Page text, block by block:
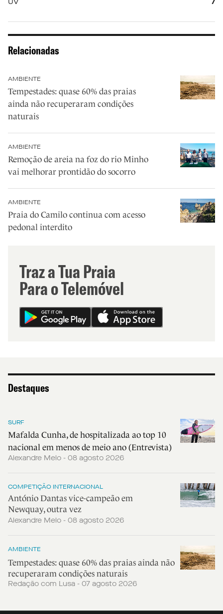
Relacionadas
AMBIENTE
Tempestades: quase 60% das praias
ainda não recuperaram condições
naturais
AMBIENTE
Remoção de areia na foz do rio Minho
vai melhorar prontidão do socorro
AMBIENTE
Praia do Camilo continua com acesso
pedonal interdito
Traz a Tua Praia
Para o Telemóvel
Destaques
SURF
Mafalda Cunha, de hospitalizada ao top 10
nacional em menos de meio ano (Entrevista)
Alexandre Melo - 08 agosto 2026
COMPETIÇÃO INTERNACIONAL
António Dantas vice-campeão em
Newquay, outra vez
Alexandre Melo - 08 agosto 2026
AMBIENTE
Tempestades: quase 60% das praias ainda não
recuperaram condições naturais
Redação com Lusa - 07 agosto 2026